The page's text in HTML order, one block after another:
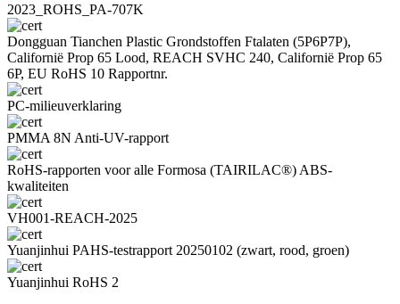
2023_ROHS_PA-707K
Dongguan Tianchen Plastic Grondstoffen Ftalaten (5P6P7P),
Californië Prop 65 Lood, REACH SVHC 240, Californië Prop 65
6P, EU RoHS 10 Rapportnr.
PC-milieuverklaring
PMMA 8N Anti-UV-rapport
RoHS-rapporten voor alle Formosa (TAIRILAC®) ABS-
kwaliteiten
VH001-REACH-2025
Yuanjinhui PAHS-testrapport 20250102 (zwart, rood, groen)
Yuanjinhui RoHS 2